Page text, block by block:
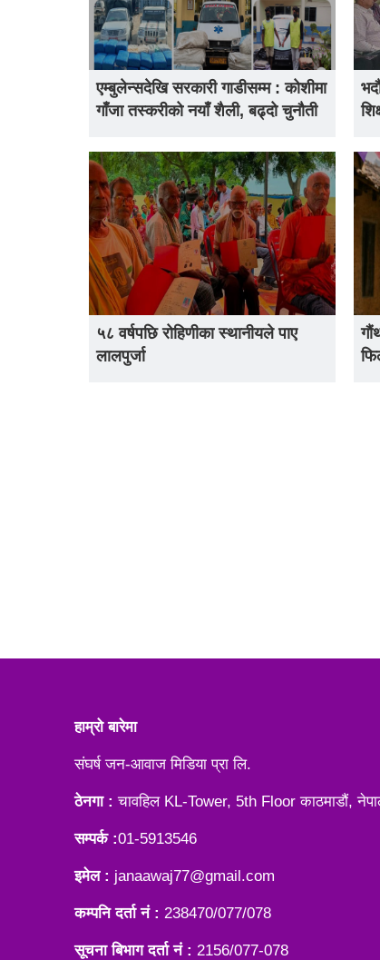
एम्बुलेन्सदेखि सरकारी गाडीसम्म : कोशीमा
गाँजा तस्करीको नयाँ शैली, बढ्दो चुनौती
५८ वर्षपछि रोहिणीका स्थानीयले पाए
लालपुर्जा
हाम्रो बारेमा
संघर्ष जन-आवाज मिडिया प्रा लि.
ठेनगा : चावहिल KL-Tower, 5th Floor काठमाडौं,
सम्पर्क :01-5913546
इमेल : janaawaj77@gmail.com
कम्पनि दर्ता नं : 238470/077/078
सूचना बिभाग दर्ता नं : 2156/077-078